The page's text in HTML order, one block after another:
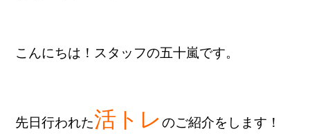
こんにちは！スタッフの五十嵐です。
先日行われた活トレのご紹介をします！